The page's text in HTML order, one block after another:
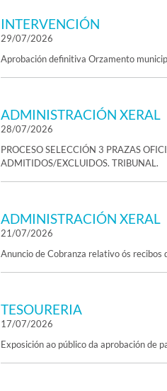
INTERVENCIÓN
29/07/2026
Aprobación definitiva Orzamento
ADMINISTRACIÓN XERAL
28/07/2026
PROCESO SELECCIÓN 3 PRAZAS
ADMITIDOS/EXCLUIDOS. TRIBUNAL.
ADMINISTRACIÓN XERAL
21/07/2026
Anuncio de Cobranza relativo ós
TESOURERIA
17/07/2026
Exposición ao público da aprobación de